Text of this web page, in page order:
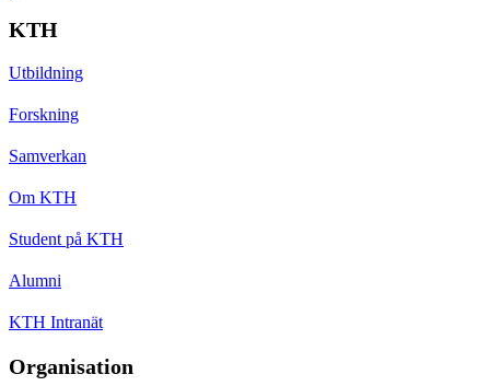
KTH
Utbildning
Forskning
Samverkan
Om KTH
Student på KTH
Alumni
KTH Intranät
Organisation